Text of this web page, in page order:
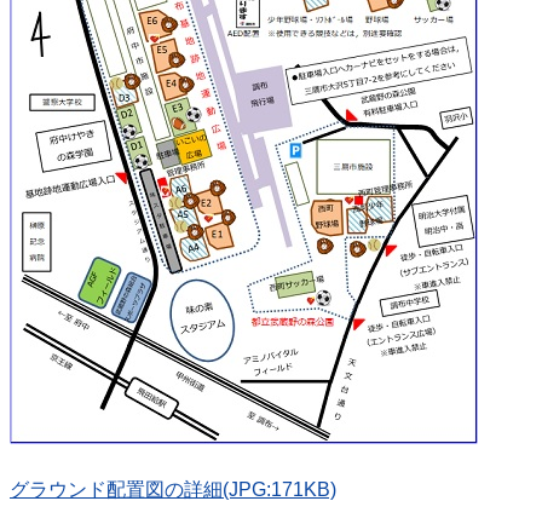
グラウンド配置図の詳細(JPG:171KB)